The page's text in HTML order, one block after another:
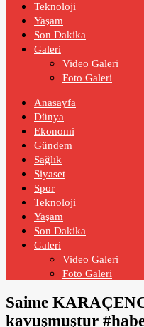
Teknoloji
Yaşam
Son Dakika
Galeri
Video Galeri
Foto Galeri
Anasayfa
Dünya
Ekonomi
Gündem
Sağlık
Siyaset
Spor
Teknoloji
Yaşam
Son Dakika
Galeri
Video Galeri
Foto Galeri
Saime
kavuşmuştur